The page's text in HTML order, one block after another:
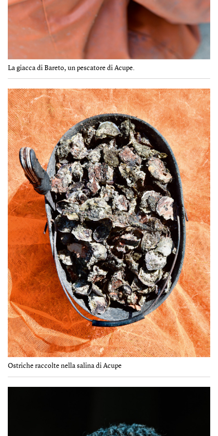
La giacca di Bareto, un pescatore di Acupe.
Ostriche raccolte nella salina di Acupe